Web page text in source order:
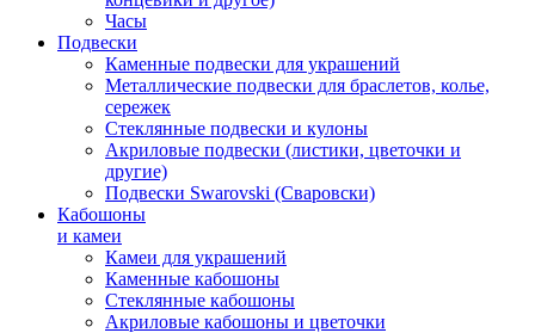
Часы
Подвески
Каменные подвески для украшений
Металлические подвески для браслетов, колье,
сережек
Стеклянные подвески и кулоны
Акриловые подвески (листики, цветочки и
другие)
Подвески Swarovski (Сваровски)
Кабошоны
и камеи
Камеи для украшений
Каменные кабошоны
Стеклянные кабошоны
Акриловые кабошоны и цветочки